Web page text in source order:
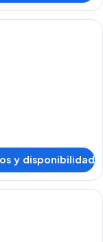
de hotel con una
y disponibilidad
microondas negro,